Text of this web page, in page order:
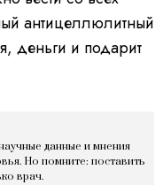
антицеллюлитный
деньги и подарит
данные и мнения
Но помните: поставить
врач.